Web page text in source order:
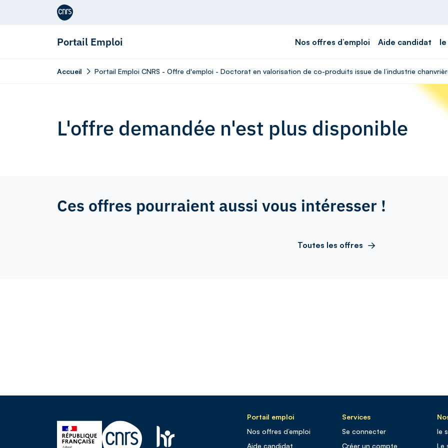
Aller au contenu
Portail Emploi Nos offres d’emploi Aide candidat
Accueil Portail Emploi CNRS - Offre d'emploi - Doctorat en valorisation de co-produits issue de l’industrie
L'offre demandée n'est plus disponible
Ces offres pourraient aussi vous intéresser !
Toutes les offres
Portail emploi
Nos offres d’emploi
Aide candidat
Services
Se connecter
Créer un compte
le
Le